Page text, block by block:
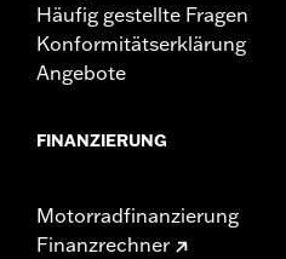
Häufig gestellte Fragen
Konformitätserklärung
Angebote
FINANZIERUNG
Motorradfinanzierung
Finanzrechner